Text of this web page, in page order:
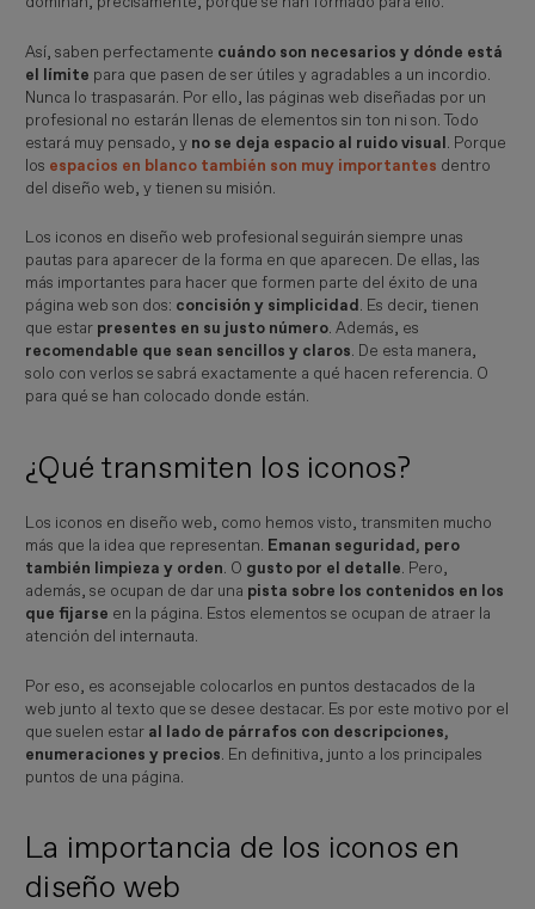
Así, saben perfectamente cuándo son necesarios y dónde está
el límite para que pasen de ser útiles y agradables a un incordio.
Nunca lo traspasarán. Por ello, las páginas web diseñadas por un
profesional no estarán llenas de elementos sin ton ni son. Todo
estará muy pensado, y no se deja espacio al ruido visual. Porque
los espacios en blanco también son muy importantes dentro
del diseño web, y tienen su misión.
Los iconos en diseño web profesional seguirán siempre unas
pautas para aparecer de la forma en que aparecen. De ellas, las
más importantes para hacer que formen parte del éxito de una
página web son dos: concisión y simplicidad. Es decir, tienen
que estar presentes en su justo número. Además, es
recomendable que sean sencillos y claros. De esta manera,
solo con verlos se sabrá exactamente a qué hacen referencia. O
para qué se han colocado donde están.
¿Qué transmiten los iconos?
Los iconos en diseño web, como hemos visto, transmiten mucho
más que la idea que representan. Emanan seguridad, pero
también limpieza y orden. O gusto por el detalle. Pero,
además, se ocupan de dar una pista sobre los contenidos en los
que fijarse en la página. Estos elementos se ocupan de atraer la
atención del internauta.
Por eso, es aconsejable colocarlos en puntos destacados de la
web junto al texto que se desee destacar. Es por este motivo por el
que suelen estar al lado de párrafos con descripciones,
enumeraciones y precios. En definitiva, junto a los principales
puntos de una página.
La importancia de los iconos en
diseño web